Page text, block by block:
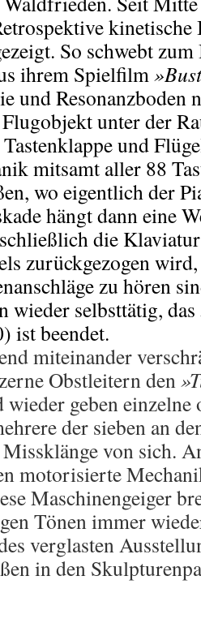
So schwebt
ihrem Spielfilm
und Resonanzboden
unter der
und
mitsamt aller 88
wo eigentlich der
hängt dann eine
die
zurückgezogen
zu hören
wieder selbsttätig, das
ist beendet.
miteinander
Obstleitern den
geben einzelne
der sieben an
von sich.
motorisierte
Maschinengeiger
Tönen immer
verglasten
in den